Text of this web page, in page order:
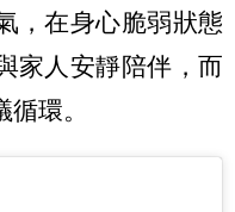
，在身心脆弱狀態
家人安靜陪伴，而
環。